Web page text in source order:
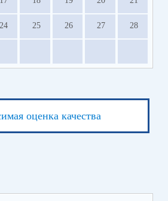
24 25 26 27 28
оценка качества